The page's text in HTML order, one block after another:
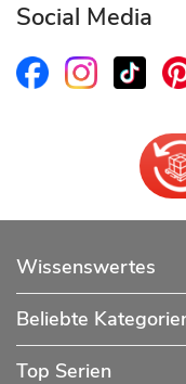
Social Media
Wissenswertes
Beliebte
Top Serien